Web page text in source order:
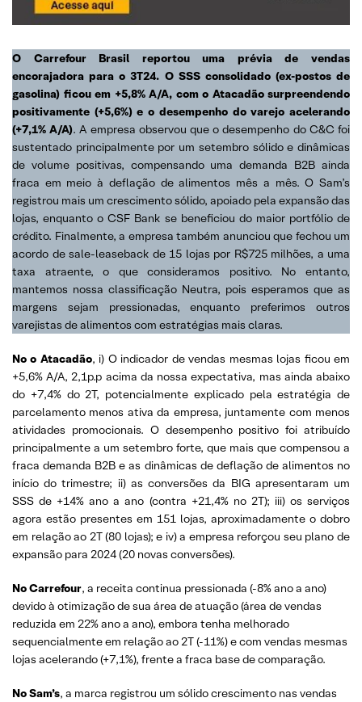
O Carrefour Brasil reportou uma prévia de vendas
encorajadora para o 3T24. O SSS consolidado (ex-postos de
gasolina) ficou em +5,8% A/A, com o Atacadão surpreendendo
positivamente (+5,6%) e o desempenho do varejo acelerando
(+7,1% A/A). A empresa observou que o desempenho do C&C foi
sustentado principalmente por um setembro sólido e dinâmicas
de volume positivas, compensando uma demanda B2B ainda
fraca em meio à deflação de alimentos mês a mês. O Sam’s
registrou mais um crescimento sólido, apoiado pela expansão das
lojas, enquanto o CSF Bank se beneficiou do maior portfólio de
crédito. Finalmente, a empresa também anunciou que fechou um
acordo de sale-leaseback de 15 lojas por R$725 milhões, a uma
taxa atraente, o que consideramos positivo. No entanto,
mantemos nossa classificação Neutra, pois esperamos que as
margens sejam pressionadas, enquanto preferimos outros
varejistas de alimentos com estratégias mais claras.
No o Atacadão, i) O indicador de vendas mesmas lojas ficou em
+5,6% A/A, 2,1p.p acima da nossa expectativa, mas ainda abaixo
do +7,4% do 2T, potencialmente explicado pela estratégia de
parcelamento menos ativa da empresa, juntamente com menos
atividades promocionais. O desempenho positivo foi atribuído
principalmente a um setembro forte, que mais que compensou a
fraca demanda B2B e as dinâmicas de deflação de alimentos no
início do trimestre; ii) as conversões da BIG apresentaram um
SSS de +14% ano a ano (contra +21,4% no 2T); iii) os serviços
agora estão presentes em 151 lojas, aproximadamente o dobro
em relação ao 2T (80 lojas); e iv) a empresa reforçou seu plano de
expansão para 2024 (20 novas conversões).
No Carrefour, a receita continua pressionada (-8% ano a ano)
devido à otimização de sua área de atuação (área de vendas
reduzida em 22% ano a ano), embora tenha melhorado
sequencialmente em relação ao 2T (-11%) e com vendas mesmas
lojas acelerando (+7,1%), frente a fraca base de comparação.
No Sam’s, a marca registrou um sólido crescimento nas vendas